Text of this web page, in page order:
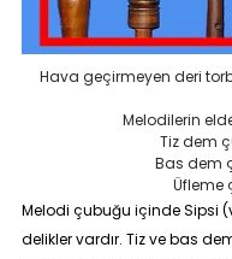
Hava geçirmeyen deri
Melodilerin
Tiz dem
Bas dem
Üfleme
Melodi çubuğu içinde Sipsi
delikler vardır. Tiz ve bas